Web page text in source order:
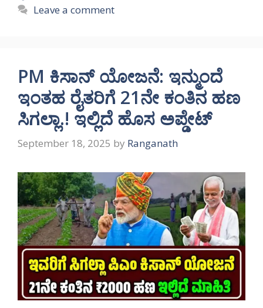
Leave a comment
PM ಕಿಸಾನ್ ಯೋಜನೆ: ಇನ್ಮುಂದೆ
ಇಂತಹ ರೈತರಿಗೆ 21ನೇ ಕಂತಿನ ಹಣ
ಸಿಗಲ್ಲಾ.! ಇಲ್ಲಿದೆ ಹೊಸ ಅಪ್ಡೇಟ್
September 18, 2025 by Ranganath